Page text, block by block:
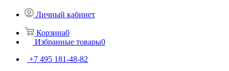
Личный кабинет
Корзина0
Избранные товары0
+7 495 181-48-82